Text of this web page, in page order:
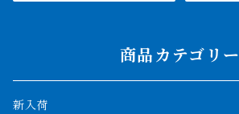
商品カテゴリー
新入荷